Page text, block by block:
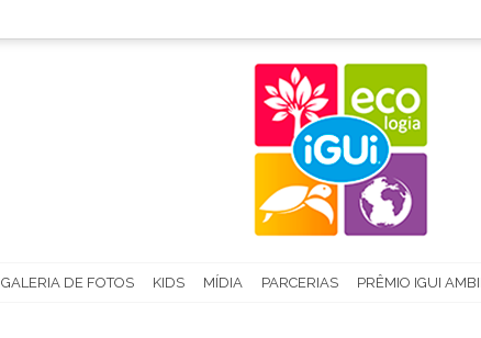
GALERIA DE FOTOS KIDS MÍDIA PARCERIAS PRÊMIO IGUI